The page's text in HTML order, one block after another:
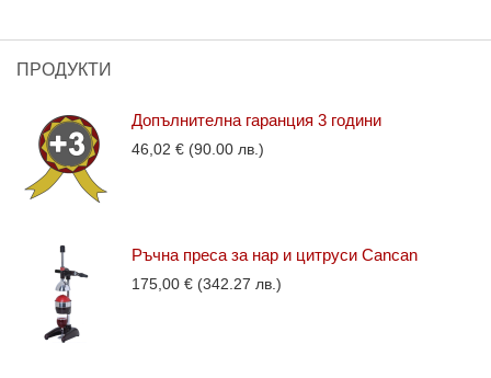
ПРОДУКТИ
Допълнителна гаранция 3 години
46,02 € (90.00 лв.)
Ръчна преса за нар и цитруси Cancan
175,00 € (342.27 лв.)